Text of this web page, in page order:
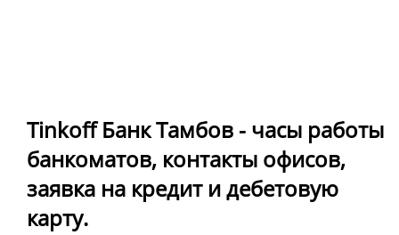
Tinkoff Банк Тамбов - часы работы
банкоматов, контакты офисов,
заявка на кредит и дебетовую
карту.